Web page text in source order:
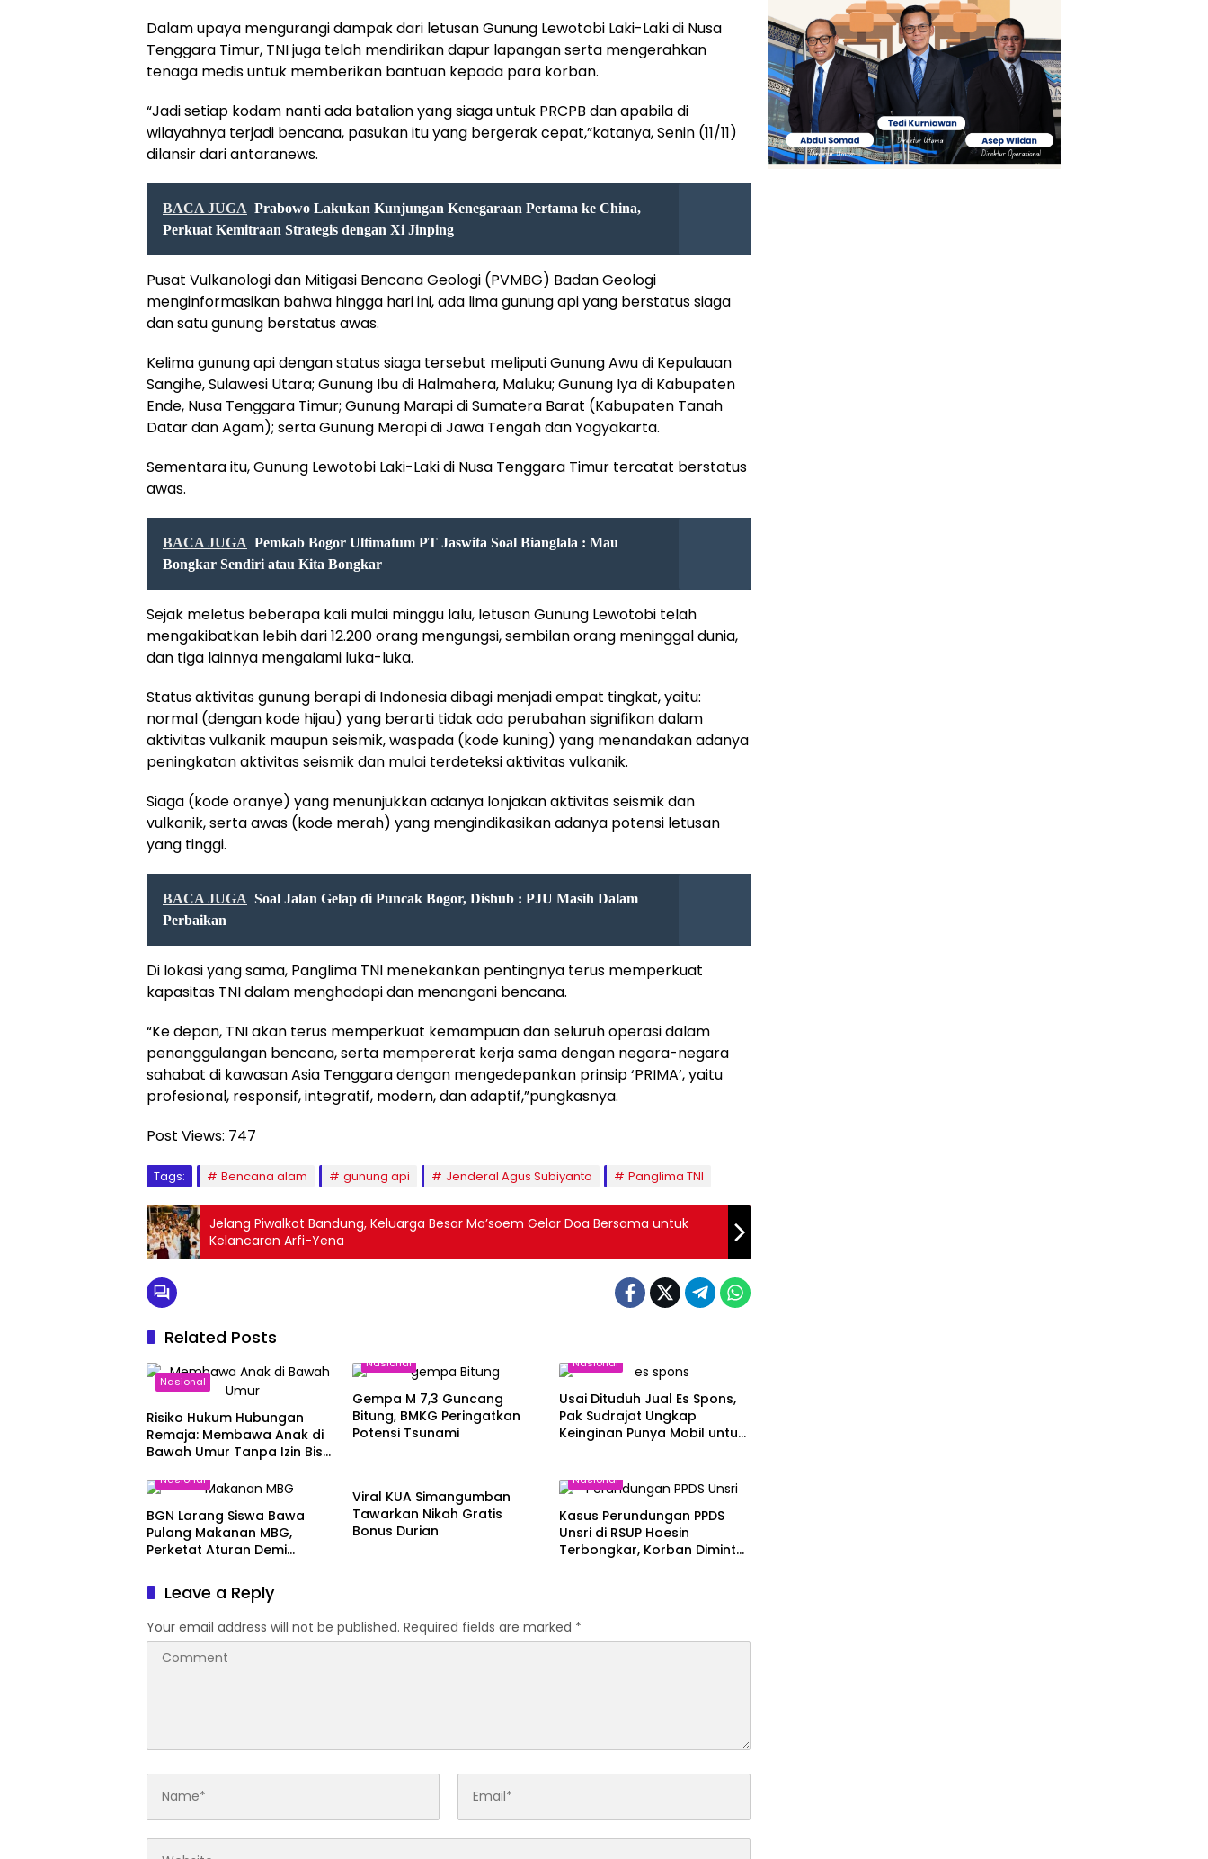
Dalam upaya mengurangi dampak dari letusan Gunung Lewotobi Laki-Laki di Nusa
Tenggara Timur, TNI juga telah mendirikan dapur lapangan serta mengerahkan
tenaga medis untuk memberikan bantuan kepada para korban.
“Jadi setiap kodam nanti ada batalion yang siaga untuk PRCPB dan apabila di
wilayahnya terjadi bencana, pasukan itu yang bergerak cepat,”katanya, Senin (11/11)
dilansir dari antaranews.
BACA JUGA Prabowo Lakukan Kunjungan Kenegaraan Pertama ke China,
Perkuat Kemitraan Strategis dengan Xi Jinping
Pusat Vulkanologi dan Mitigasi Bencana Geologi (PVMBG) Badan Geologi
menginformasikan bahwa hingga hari ini, ada lima gunung api yang berstatus siaga
dan satu gunung berstatus awas.
Kelima gunung api dengan status siaga tersebut meliputi Gunung Awu di Kepulauan
Sangihe, Sulawesi Utara; Gunung Ibu di Halmahera, Maluku; Gunung Iya di Kabupaten
Ende, Nusa Tenggara Timur; Gunung Marapi di Sumatera Barat (Kabupaten Tanah
Datar dan Agam); serta Gunung Merapi di Jawa Tengah dan Yogyakarta.
Sementara itu, Gunung Lewotobi Laki-Laki di Nusa Tenggara Timur tercatat berstatus
awas.
BACA JUGA Pemkab Bogor Ultimatum PT Jaswita Soal Bianglala : Mau
Bongkar Sendiri atau Kita Bongkar
Sejak meletus beberapa kali mulai minggu lalu, letusan Gunung Lewotobi telah
mengakibatkan lebih dari 12.200 orang mengungsi, sembilan orang meninggal dunia,
dan tiga lainnya mengalami luka-luka.
Status aktivitas gunung berapi di Indonesia dibagi menjadi empat tingkat, yaitu:
normal (dengan kode hijau) yang berarti tidak ada perubahan signifikan dalam
aktivitas vulkanik maupun seismik, waspada (kode kuning) yang menandakan adanya
peningkatan aktivitas seismik dan mulai terdeteksi aktivitas vulkanik.
Siaga (kode oranye) yang menunjukkan adanya lonjakan aktivitas seismik dan
vulkanik, serta awas (kode merah) yang mengindikasikan adanya potensi letusan
yang tinggi.
BACA JUGA Soal Jalan Gelap di Puncak Bogor, Dishub : PJU Masih Dalam
Perbaikan
Di lokasi yang sama, Panglima TNI menekankan pentingnya terus memperkuat
kapasitas TNI dalam menghadapi dan menangani bencana.
“Ke depan, TNI akan terus memperkuat kemampuan dan seluruh operasi dalam
penanggulangan bencana, serta mempererat kerja sama dengan negara-negara
sahabat di kawasan Asia Tenggara dengan mengedepankan prinsip ‘PRIMA’, yaitu
profesional, responsif, integratif, modern, dan adaptif,”pungkasnya.
Post Views: 747
Tags: Bencana alam gunung api Jenderal Agus Subiyanto Panglima TNI
Jelang Piwalkot Bandung, Keluarga Besar Ma’soem Gelar Doa Bersama untuk
Kelancaran Arfi-Yena
Related Posts
Nasional
Risiko Hukum Hubungan
Remaja: Membawa Anak di
Bawah Umur Tanpa Izin Bisa
Nasional
Gempa M 7,3 Guncang
Bitung, BMKG Peringatkan
Potensi Tsunami
Nasional
Usai Dituduh Jual Es Spons,
Pak Sudrajat Ungkap
Keinginan Punya Mobil untuk
Nasional
BGN Larang Siswa Bawa
Pulang Makanan MBG,
Perketat Aturan Demi
Viral KUA Simangumban
Tawarkan Nikah Gratis
Bonus Durian
Nasional
Kasus Perundungan PPDS
Unsri di RSUP Hoesin
Terbongkar, Korban Diminta
Leave a Reply
Your email address will not be published. Required fields are marked *